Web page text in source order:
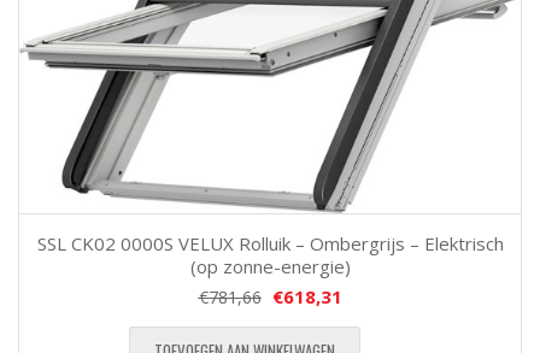
SSL CK02 0000S VELUX Rolluik – Ombergrijs – Elektrisch
(op zonne-energie)
€781,66 €618,31